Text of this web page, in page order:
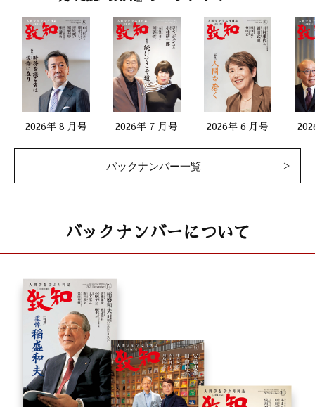
2026年 8 月号 2026年 7 月号 2026年 6 月号
バックナンバー一覧
バックナンバーについて